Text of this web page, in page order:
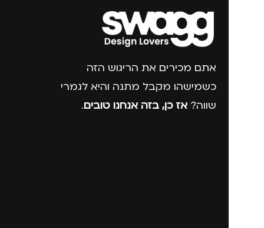
אתם מכירים את הריגוש הזה
כשמישהו מקבל מתנה והיא לגמרי
שווה? אז כן, בזה אנחנו טובים.